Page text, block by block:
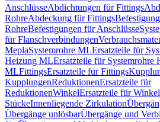
AnschlüsseAbdichtungen für Fittings
RohreAbdeckung für Fittings
RohreBefestigungen für Anschlüsse
für Flanschverbindungen
MeplaSystemrohre MLErsatzteile für
Heizung MLErsatzteile für Systemrohre
MLFittingsErsatzteile für Fittings
KupplungenReduktionenErsatzteile für
ReduktionenWinkelErsatzteile für Winkel
StückeInnenliegende Zirkulation
Übergänge unlösbarÜbergänge und